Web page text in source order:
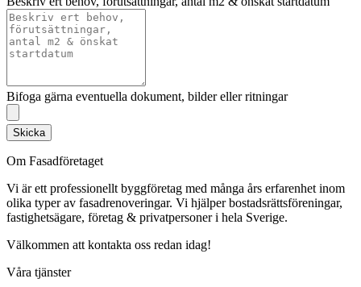
Bifoga gärna eventuella dokument, bilder eller ritningar
Skicka
Om Fasadföretaget
Vi är ett professionellt byggföretag med många års erfarenhet inom
olika typer av fasadrenoveringar. Vi hjälper bostadsrättsföreningar,
fastighetsägare, företag & privatpersoner i hela Sverige.
Välkommen att kontakta oss redan idag!
Våra tjänster